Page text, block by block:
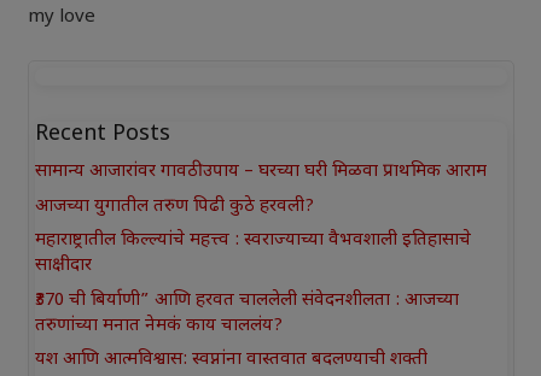
my love
Recent Posts
सामान्य आजारांवर गावठी उपाय – घरच्या घरी मिळवा प्राथमिक आराम
आजच्या युगातील तरुण पिढी कुठे हरवली?
महाराष्ट्रातील किल्ल्यांचे महत्त्व : स्वराज्याच्या वैभवशाली इतिहासाचे
साक्षीदार
₹370 ची बिर्याणी” आणि हरवत चाललेली संवेदनशीलता : आजच्या
तरुणांच्या मनात नेमकं काय चाललंय?
यश आणि आत्मविश्वास: स्वप्नांना वास्तवात बदलण्याची शक्ती